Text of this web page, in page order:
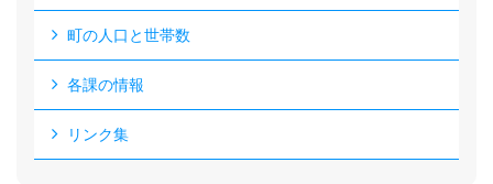
町の人口と世帯数
各課の情報
リンク集